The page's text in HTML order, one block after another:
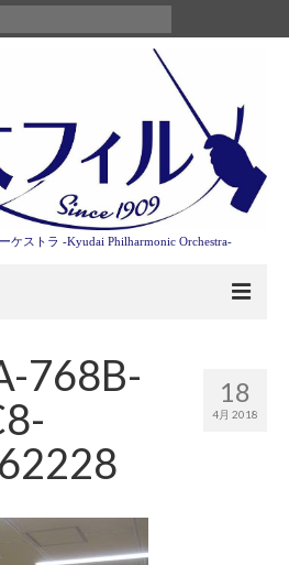
ケストラ -Kyudai Philharmonic Orchestra-
18
4月 2018
768B-